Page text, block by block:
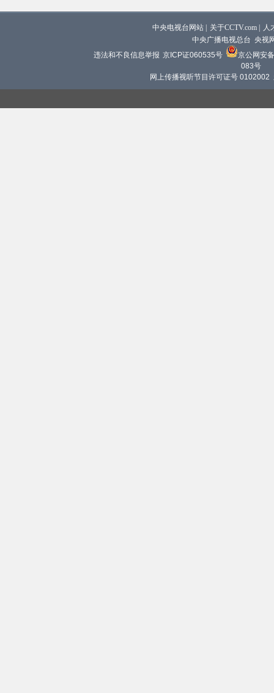
中央电视台网站 关于CCTV.com
人
中央广播电视总台 央视
违法和不良信息举报 京ICP证060535号
京公网安
083号
网上传播视听节目许可证号